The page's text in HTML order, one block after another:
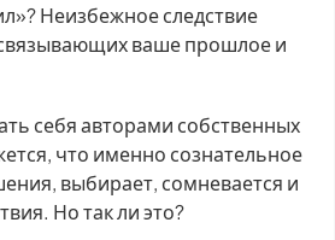
Неизбежное следствие
ваше прошлое и
себя авторами собственных
что именно сознательное
выбирает, сомневается и
Но так ли это?